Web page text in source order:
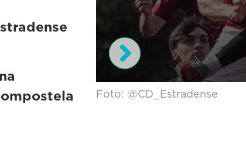
s
Foto: @CD_Estradense